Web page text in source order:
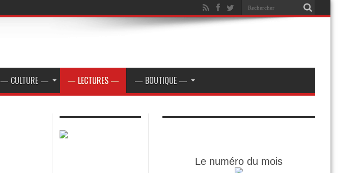
— CULTURE — — LECTURES — — BOUTIQUE —
Le numéro du mois